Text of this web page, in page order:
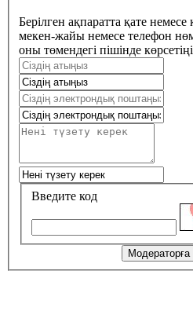
Берілген ақпаратта қате
мекен-жайы немесе телефон
оны төмендегі пішінде
Введите код
Модераторға